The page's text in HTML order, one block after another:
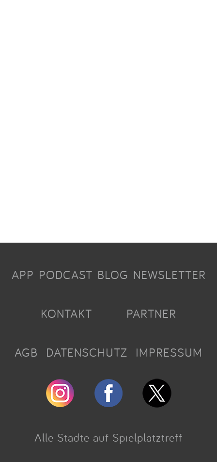
APP PODCAST BLOG NEWSLETTER
KONTAKT PARTNER
AGB DATENSCHUTZ IMPRESSUM
Alle Städte auf Spielplatztreff